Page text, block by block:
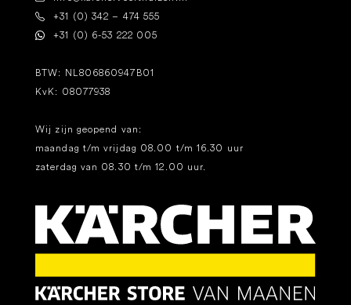
+31 (0) 342 – 474 555
+31 (0) 6-53 222 005
BTW: NL806860947B01
KvK: 08077938
Wij zijn geopend van:
maandag t/m vrijdag 08.00 t/m 16.30 uur
zaterdag van 08.30 t/m 12.00 uur.